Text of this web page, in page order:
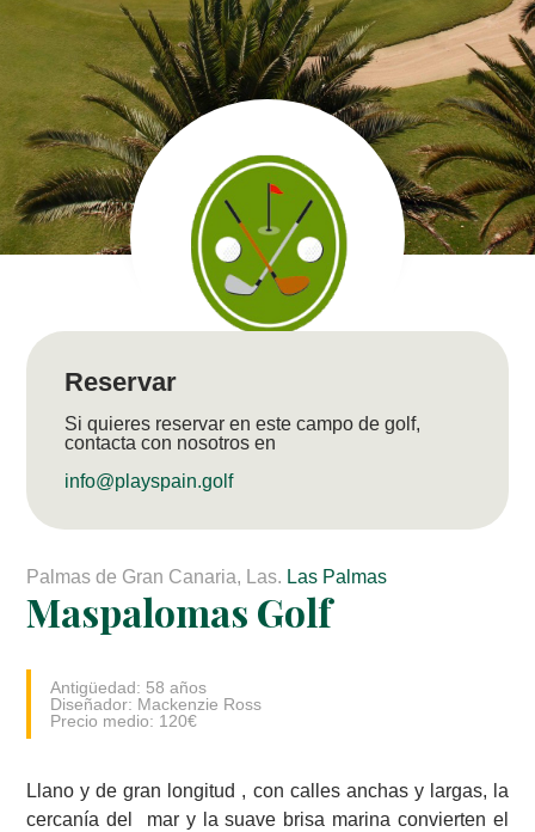
Palmas de Gran Canaria, Las. Las Palmas
Maspalomas Golf
Antigüedad: 58 años
Diseñador: Mackenzie Ross
Precio medio: 120€
Llano y de gran longitud , con calles anchas y largas, la
cercanía del mar y la suave brisa marina convierten el
Reservar
Si quieres reservar en este campo de golf,
contacta con nosotros en
info@playspain.golf